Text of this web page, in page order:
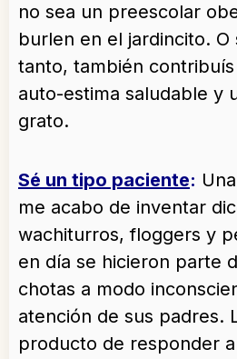
no sea un preescolar
burlen en el jardincito. O
tanto, también
auto-estima saludable y
grato.
Sé un tipo paciente:
me acabo de inventar
wachiturros, floggers y
en día se hicieron parte
chotas a modo
atención de sus padres.
producto de responder